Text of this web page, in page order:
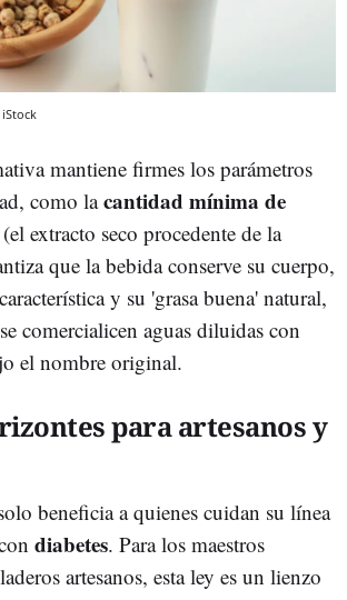
iStock
mantiene firmes los parámetros
como lacantidad mínima de
(el extracto seco procedente de la
que la bebida conserve su cuerpo,
y su 'grasa buena' natural,
comercialicen aguas diluidas con
el nombre original.
para artesanos y
beneficia a quienes cuidan su línea
diabetes. Para los maestros
artesanos, esta ley es un lienzo